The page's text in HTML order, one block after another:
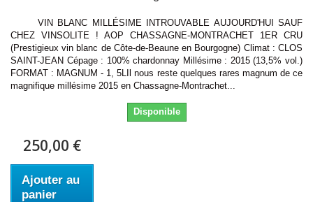
VIN BLANC MILLÉSIME INTROUVABLE AUJOURD'HUI SAUF
CHEZ VINSOLITE ! AOP CHASSAGNE-MONTRACHET 1ER CRU
(Prestigieux vin blanc de Côte-de-Beaune en Bourgogne) Climat : CLOS
SAINT-JEAN Cépage : 100% chardonnay Millésime : 2015 (13,5% vol.)
FORMAT : MAGNUM - 1, 5LIl nous reste quelques rares magnum de ce
magnifique millésime 2015 en Chassagne-Montrachet...
Disponible
250,00 €
Ajouter au
panier